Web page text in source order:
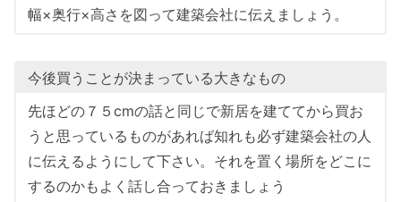
幅×奥行×高さを図って建築会社に伝えましょう。
今後買うことが決まっている大きなもの
先ほどの７５cmの話と同じで新居を建ててから買お
うと思っているものがあれば知れも必ず建築会社の人
に伝えるようにして下さい。それを置く場所をどこに
するのかもよく話し合っておきましょう